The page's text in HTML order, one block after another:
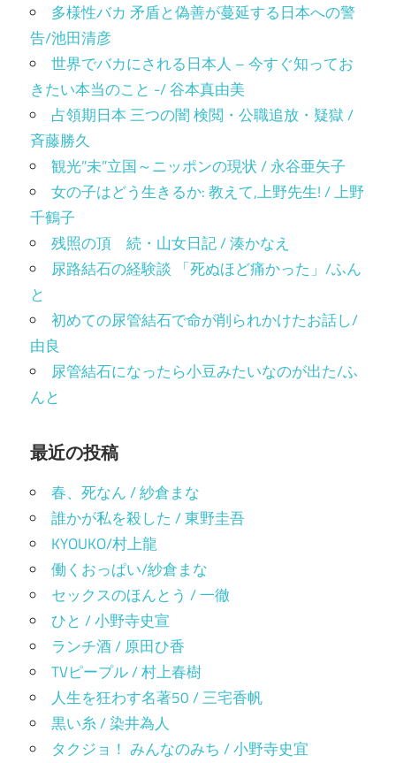
多様性バカ 矛盾と偽善が蔓延する日本への警
告/池田清彦
世界でバカにされる日本人 – 今すぐ知ってお
きたい本当のこと -/ 谷本真由美
占領期日本 三つの闇 検閲・公職追放・疑獄 /
斉藤勝久
観光”未”立国～ニッポンの現状 / 永谷亜矢子
女の子はどう生きるか: 教えて,上野先生! / 上野
千鶴子
残照の頂 続・山女日記 / 湊かなえ
尿路結石の経験談 「死ぬほど痛かった」/ふん
と
初めての尿管結石で命が削られかけたお話し/
由良
尿管結石になったら小豆みたいなのが出た/ふ
んと
最近の投稿
春、死なん / 紗倉まな
誰かが私を殺した / 東野圭吾
KYOUKO/村上龍
働くおっぱい/紗倉まな
セックスのほんとう / 一徹
ひと / 小野寺史宣
ランチ酒 / 原田ひ香
TVピープル / 村上春樹
人生を狂わす名著50 / 三宅香帆
黒い糸 / 染井為人
タクジョ！ みんなのみち / 小野寺史宜